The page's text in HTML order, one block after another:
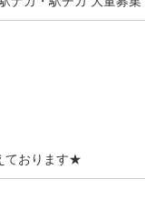
ております★